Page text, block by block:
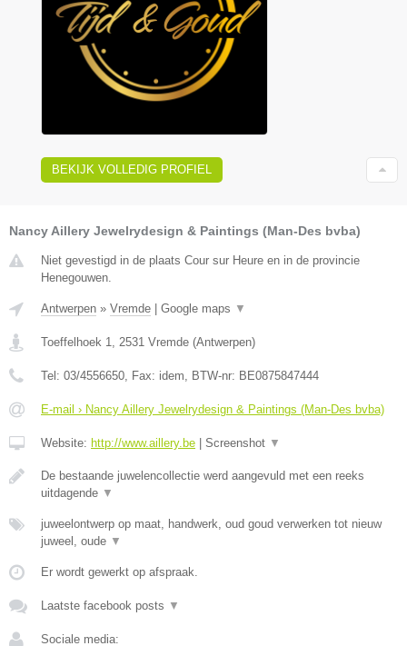
BEKIJK VOLLEDIG PROFIEL
Nancy Aillery Jewelrydesign & Paintings (Man-Des bvba)
Niet gevestigd in de plaats Cour sur Heure en in de provincie
Henegouwen.
Antwerpen » Vremde | Google maps ▼
Toeffelhoek 1 2531 Vremde (Antwerpen)
Tel: 03/4556650 , Fax: idem , BTW-nr: BE0875847444
E-mail › Nancy Aillery Jewelrydesign & Paintings (Man-Des bvba)
Website: http://www.aillery.be | Screenshot ▼
De bestaande juwelencollectie werd aangevuld met een reeks
uitdagende ▼
juweelontwerp op maat, handwerk, oud goud verwerken tot nieuw
juweel, oude ▼
Er wordt gewerkt op afspraak.
Laatste facebook posts ▼
Sociale media: